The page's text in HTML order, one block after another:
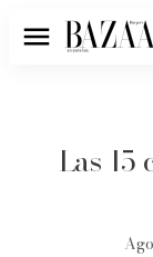
Menú
Las 15